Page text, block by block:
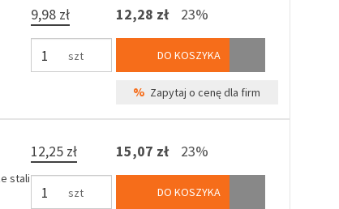
9,98 zł
szt
12,28 zł 23%
DO KOSZYKA
% Zapytaj o cenę dla firm
stali
12,25 zł
szt
15,07 zł 23%
DO KOSZYKA